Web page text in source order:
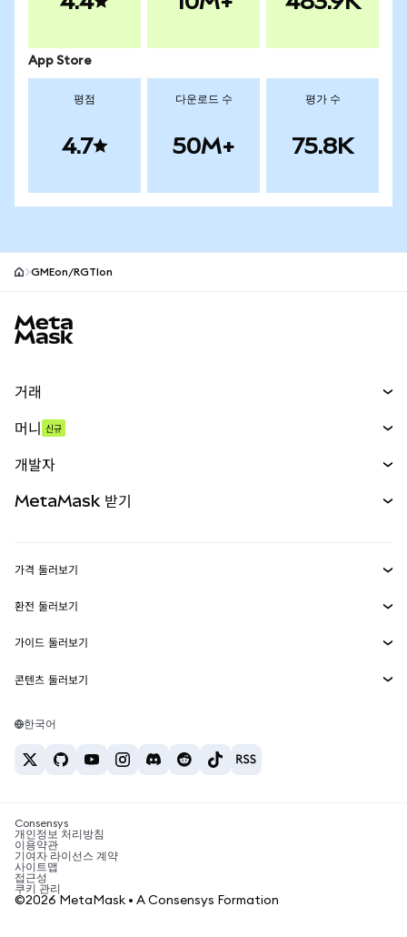
App Store
평점
4.7
다운로드 수
50M+
평가 수
75.8K
GMEon/RGTIon
거래
무기한 선물
실물자산
머니 신규
개발자
MetaMask Connect
Snaps
웹3 서비스
MetaMask 받기
보안
고객 지원
채용
가격 둘러보기
이더리움 가격
솔라나 가격
테더 가격
환전 둘러보기
ETH를 USD로 환전
USDT를 INR로 환전
BTC를 INR로 환전
ETH를 USDT로 환전
가이드 둘러보기
ETH 매수
USDT 매수
SHIB 매수
BNB 매수
콘텐츠 둘러보기
솔라나 지갑
암호화폐 세금 뉴스
암호화폐 매수 방법
비트코인 매도 방법
한국어
Consensys
개인정보 처리방침
이용약관
기여자 라이선스 계약
사이트맵
접근성
쿠키 관리
©2026 MetaMask • A Consensys Formation